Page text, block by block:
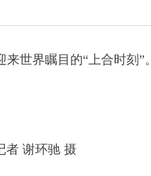
世界瞩目的“上合时刻”。
谢环驰 摄